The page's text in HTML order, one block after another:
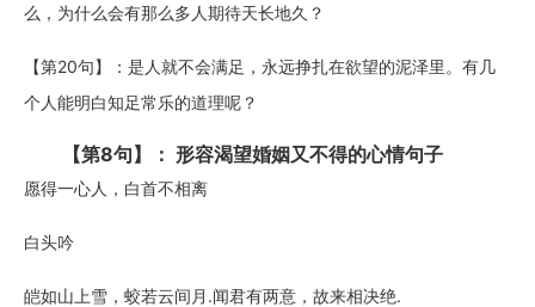
么，为什么会有那么多人期待天长地久？
【第20句】：是人就不会满足，永远挣扎在欲望的泥泽里。有几
个人能明白知足常乐的道理呢？
【第8句】： 形容渴望婚姻又不得的心情句子
愿得一心人，白首不相离
白头吟
皑如山上雪，蛟若云间月.闻君有两意，故来相决绝.